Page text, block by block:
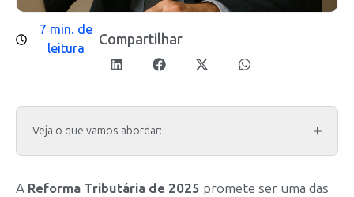
7 min. de
leitura
Compartilhar
Veja o que vamos abordar:
A Reforma Tributária de 2025 promete ser uma das